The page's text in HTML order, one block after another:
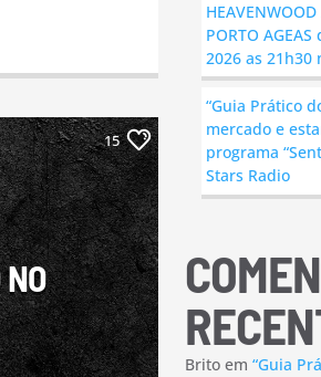
15
PORTO
2026 as 21h30
“Guia Prático
mercado e
programa
Stars Radio
Brito em “Guia